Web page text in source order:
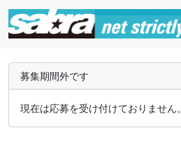
募集期間外です
現在は応募を受け付けておりません。